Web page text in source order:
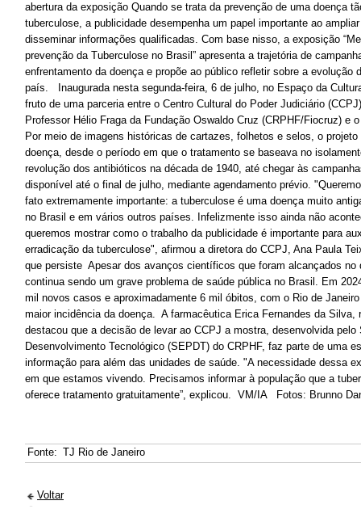
abertura da exposição Quando se trata da prevenção de uma doença
tuberculose, a publicidade desempenha um papel importante ao
disseminar informações qualificadas. Com base nisso, a exposição
prevenção da Tuberculose no Brasil” apresenta a trajetória de
enfrentamento da doença e propõe ao público refletir sobre a evolução
país. Inaugurada nesta segunda-feira, 6 de julho, no Espaço da
fruto de uma parceria entre o Centro Cultural do Poder Judiciário
Professor Hélio Fraga da Fundação Oswaldo Cruz (CRPHF/Fiocruz) e
Por meio de imagens históricas de cartazes, folhetos e selos, o
doença, desde o período em que o tratamento se baseava no
revolução dos antibióticos na década de 1940, até chegar às
disponível até o final de julho, mediante agendamento prévio.
fato extremamente importante: a tuberculose é uma doença muito
no Brasil e em vários outros países. Infelizmente isso ainda não
queremos mostrar como o trabalho da publicidade é importante para
erradicação da tuberculose", afirmou a diretora do CCPJ, Ana Paula
que persiste Apesar dos avanços científicos que foram alcançados no
continua sendo um grave problema de saúde pública no Brasil. Em
mil novos casos e aproximadamente 6 mil óbitos, com o Rio de
maior incidência da doença. A farmacêutica Erica Fernandes da Silva,
destacou que a decisão de levar ao CCPJ a mostra, desenvolvida
Desenvolvimento Tecnológico (SEPDT) do CRPHF, faz parte de uma
informação para além das unidades de saúde. "A necessidade dessa
em que estamos vivendo. Precisamos informar à população que a
oferece tratamento gratuitamente”, explicou. VM/IA Fotos: Brunno
Fonte: TJ Rio de Janeiro
Voltar